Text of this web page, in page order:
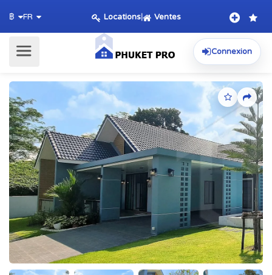
฿ FR Locations| Ventes
Connexion